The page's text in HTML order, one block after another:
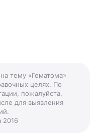
тему «Гематома»
целях. По
пожалуйста,
для выявления
2016